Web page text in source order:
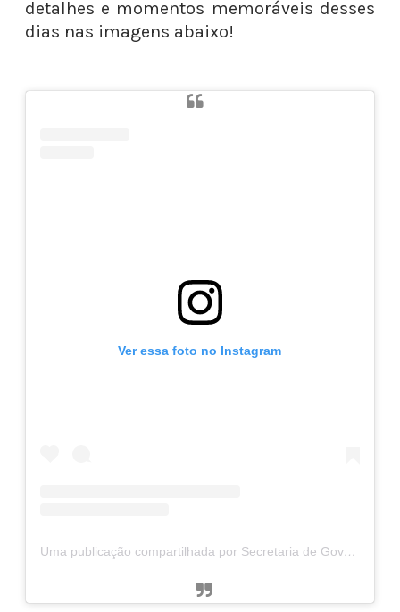
detalhes e momentos memoráveis desses
dias nas imagens abaixo!
Ver essa foto no Instagram
Uma publicação compartilhada por Secretaria de Governo, Esporte e Cultura (@governoesportecultura)